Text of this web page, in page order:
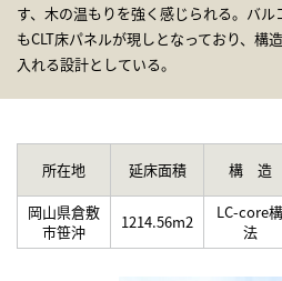
す、木の温もりを強く感じられる。バ
もCLT床パネルが現しとなっており、構
入れる設計としている。
所在地 延床面積 構 造
岡山県倉敷
市笹沖
1214.56m2
LC-core構
法